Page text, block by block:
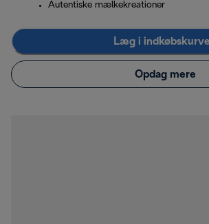
Autentiske mælkekreationer
Læg i
Opdag mere